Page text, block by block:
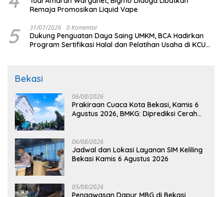
Remaja Promosikan Liquid Vape
5 31/07/2026 0 Komentar
Dukung Penguatan Daya Saing UMKM, BCA Hadirkan
Program Sertifikasi Halal dan Pelatihan Usaha di KCU
Bekasi
06/08/2026
Prakiraan Cuaca Kota Bekasi, Kamis 6
Agustus 2026, BMKG: Diprediksi Cerah
06/08/2026
Jadwal dan Lokasi Layanan SIM Keliling
Bekasi Kamis 6 Agustus 2026
05/08/2026
Pengawasan Dapur MBG di Bekasi